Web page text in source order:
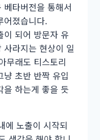
타버전을 통해서
어졌습니다.
이 되어 방문자 유
라지는 현상이 일
무래도 티스토리
냥 초반 반짝 유입
을 하는게 좋을 듯
에 노출이 시작되